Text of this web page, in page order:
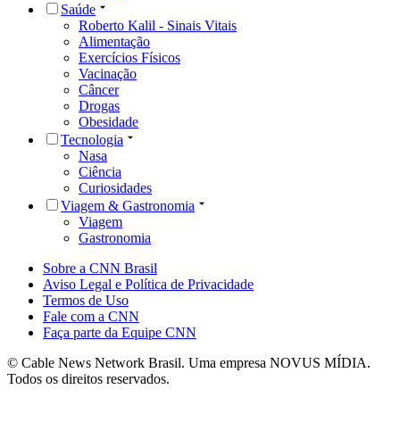
Saúde
Roberto Kalil - Sinais Vitais
Alimentação
Exercícios Físicos
Vacinação
Câncer
Drogas
Obesidade
Tecnologia
Nasa
Ciência
Curiosidades
Viagem & Gastronomia
Viagem
Gastronomia
Sobre a CNN Brasil
Aviso Legal e Política de Privacidade
Termos de Uso
Fale com a CNN
Faça parte da Equipe CNN
© Cable News Network Brasil. Uma empresa NOVUS MÍDIA.
Todos os direitos reservados.